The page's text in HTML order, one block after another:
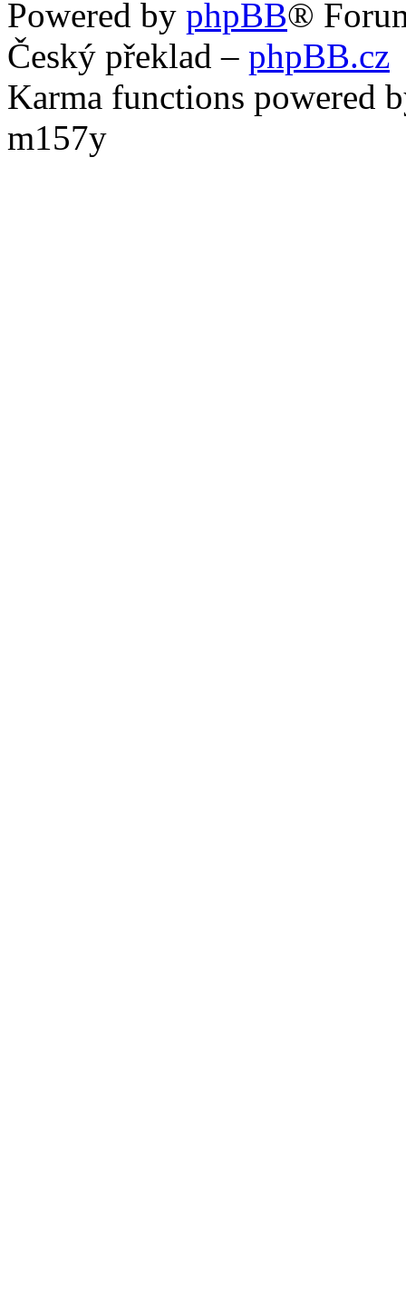
Powered by phpBB®
Český překlad – phpBB.cz
Karma functions powered
m157y